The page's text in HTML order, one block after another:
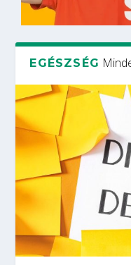
EGÉSZSÉG